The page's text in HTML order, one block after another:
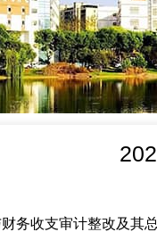
务收支审计整改及其